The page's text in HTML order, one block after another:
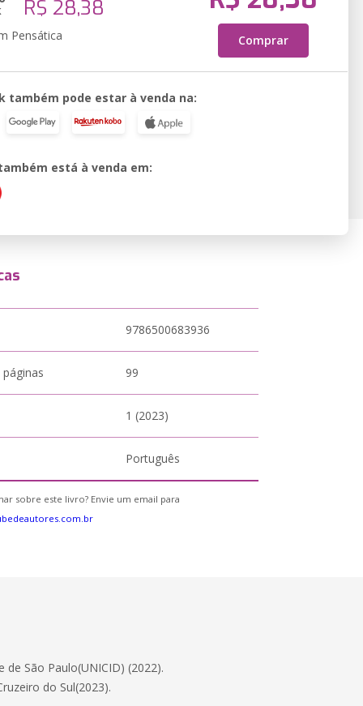
R$ 28,38
Pensática Comprar
também pode estar à venda na:
está à venda em:
9786500683936
99
1 (2023)
Português
sobre este livro? Envie um email para
São Paulo(UNICID) (2022).
do Sul(2023).